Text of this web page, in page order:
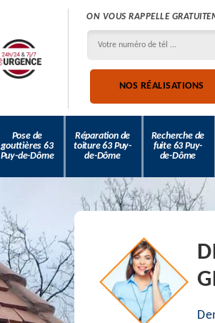
ON VOUS RAPPELLE
NOS RÉALISATIONS
Pose de
gouttières 63
Puy-de-Dôme
Réparation de
toiture 63 Puy-
de-Dôme
Recherche de
fuite 63 Puy-
de-Dôme